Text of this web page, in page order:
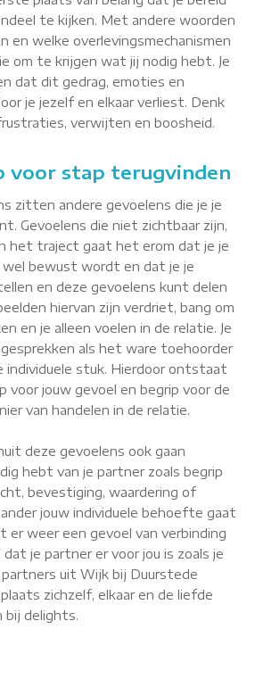
te kijken. Met andere woorden
en welke overlevingsmechanismen
om te krijgen wat jij nodig hebt. Je
dat dit gedrag, emoties en
je jezelf en elkaar verliest. Denk
verwijten en boosheid.
voor stap terugvinden
zitten andere gevoelens die je je
Gevoelens die niet zichtbaar zijn,
het traject gaat het erom dat je je
wel bewust wordt en dat je je
en deze gevoelens kunt delen
hiervan zijn verdriet, bang om
en je alleen voelen in de relatie. Je
als het ware toehoorder
individuele stuk. Hierdoor ontstaat
voor jouw gevoel en begrip voor de
van handelen in de relatie.
deze gevoelens ook gaan
hebt van je partner zoals begrip
bevestiging, waardering of
jouw individuele behoefte gaat
er weer een gevoel van verbinding
je partner er voor jou is zoals je
uit Wijk bij Duurstede
zichzelf, elkaar en de liefde
bij delights.